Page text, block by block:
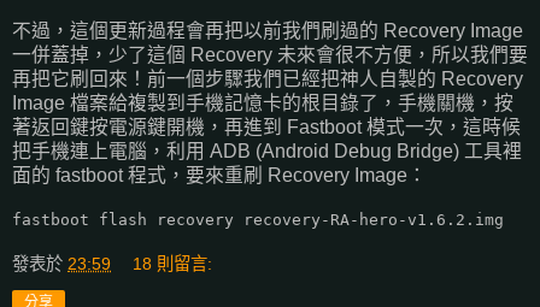
不過，這個更新過程會再把以前我們刷過的 Recovery Image
一併蓋掉，少了這個 Recovery 未來會很不方便，所以我們要
再把它刷回來！前一個步驟我們已經把神人自製的 Recovery
Image 檔案給複製到手機記憶卡的根目錄了，手機關機，按
著返回鍵按電源鍵開機，再進到 Fastboot 模式一次，這時候
把手機連上電腦，利用 ADB (Android Debug Bridge) 工具裡
面的 fastboot 程式，要來重刷 Recovery Image：
fastboot flash recovery recovery-RA-hero-v1.6.2.img
發表於 23:59 18 則留言:
分享